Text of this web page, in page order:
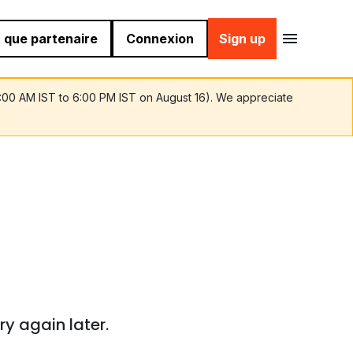
que partenaire Connexion Sign up
AM IST to 6:00 PM IST on August 16). We appreciate
again later.